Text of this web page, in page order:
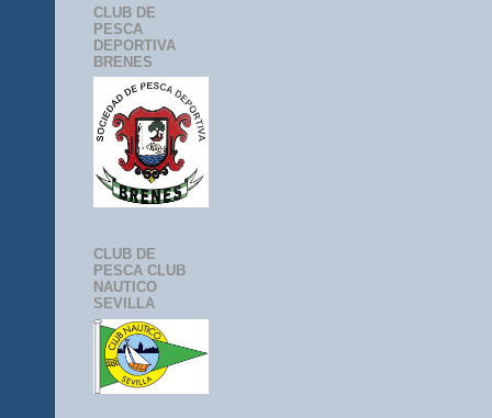
CLUB DE
PESCA
DEPORTIVA
BRENES
CLUB DE
PESCA CLUB
NAUTICO
SEVILLA